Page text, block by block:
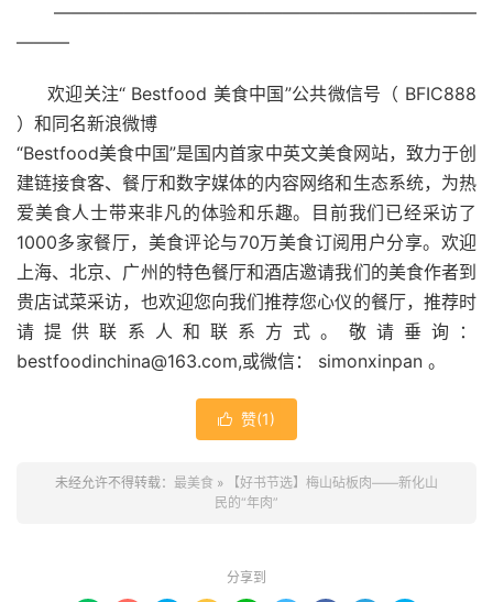
————————————————————————
———
欢迎关注“ Bestfood 美食中国”公共微信号（ BFIC888
）和同名新浪微博
“Bestfood美食中国”是国内首家中英文美食网站，致力于创
建链接食客、餐厅和数字媒体的内容网络和生态系统，为热
爱美食人士带来非凡的体验和乐趣。目前我们已经采访了
1000多家餐厅，美食评论与70万美食订阅用户分享。欢迎
上海、北京、广州的特色餐厅和酒店邀请我们的美食作者到
贵店试菜采访，也欢迎您向我们推荐您心仪的餐厅，推荐时
请提供联系人和联系方式。敬请垂询：
bestfoodinchina@163.com,或微信： simonxinpan 。
 赞(1)
未经允许不得转载： 最美食 »
【好书节选】梅山砧板肉——新化山
民的“年肉”
分享到